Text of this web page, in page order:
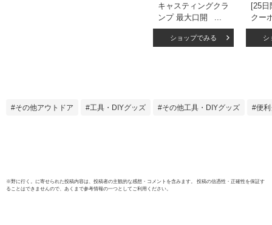
キャスティングクラ
ンプ 最大口開
50mm MC-50
PAOCK（パオッ
ショップでみる
[25
クー
10倍
《即
ブテ
シ
その他アウトドア 工具・DIYグッズ その他工具・DIYグッズ 便
※野に行く。 に寄せられた投稿内容は、投稿者の主観的な感想・コメントを含みます。 投稿の信憑性・正確性を保証す
ることはできませんので、あくまで参考情報の一つとしてご利用ください。